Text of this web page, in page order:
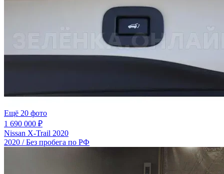
Ещё 20 фото
1 690 000 ₽
Nissan X-Trail 2020
2020 / Без пробега по РФ